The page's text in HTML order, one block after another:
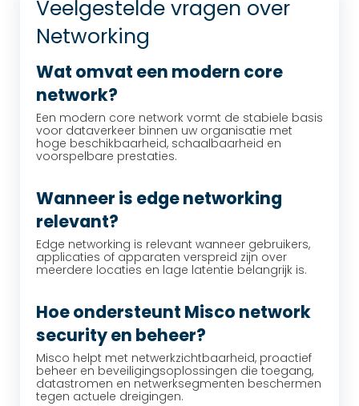
Veelgestelde vragen over
Networking
Wat omvat een modern core
network?
Een modern core network vormt de stabiele basis
voor dataverkeer binnen uw organisatie met
hoge beschikbaarheid, schaalbaarheid en
voorspelbare prestaties.
Wanneer is edge networking
relevant?
Edge networking is relevant wanneer gebruikers,
applicaties of apparaten verspreid zijn over
meerdere locaties en lage latentie belangrijk is.
Hoe ondersteunt Misco network
security en beheer?
Misco helpt met netwerkzichtbaarheid, proactief
beheer en beveiligingsoplossingen die toegang,
datastromen en netwerksegmenten beschermen
tegen actuele dreigingen.